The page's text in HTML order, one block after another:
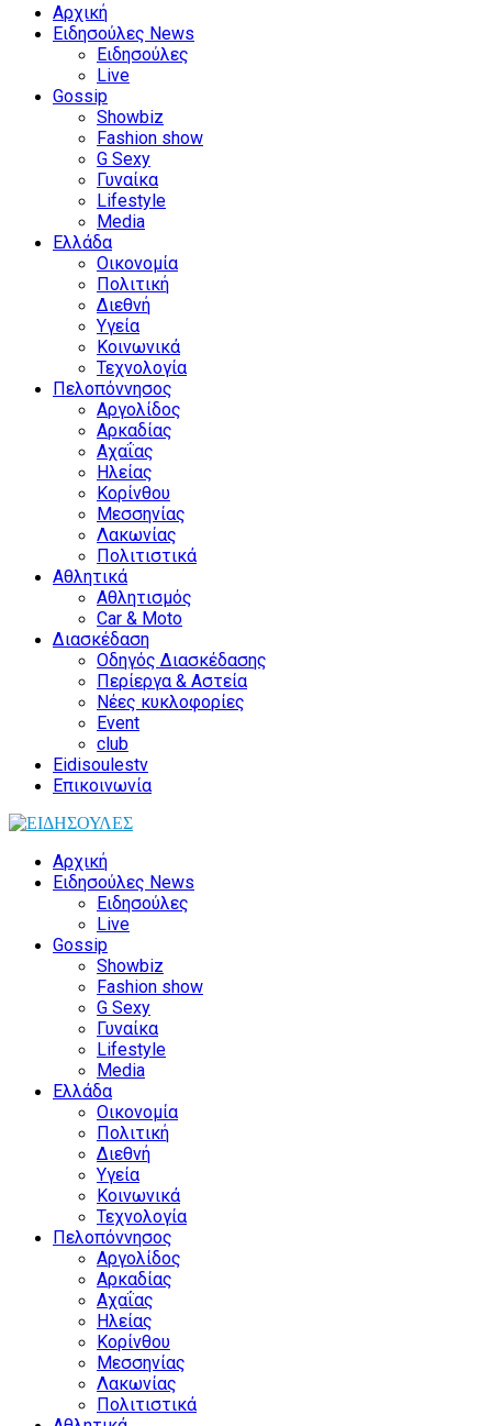
Αρχική
Ειδησούλες News
Ειδησούλες
Live
Gossip
Showbiz
Fashion show
G Sexy
Γυναίκα
Lifestyle
Media
Ελλάδα
Οικονομία
Πολιτική
Διεθνή
Υγεία
Κοινωνικά
Τεχνολογία
Πελοπόννησος
Αργολίδος
Αρκαδίας
Αχαΐας
Ηλείας
Κορίνθου
Μεσσηνίας
Λακωνίας
Πολιτιστικά
Αθλητικά
Αθλητισμός
Car & Moto
Διασκέδαση
Οδηγός Διασκέδασης
Περίεργα & Αστεία
Νέες κυκλοφορίες
Event
club
Eidisoulestv
Επικοινωνία
Αρχική
Ειδησούλες News
Ειδησούλες
Live
Gossip
Showbiz
Fashion show
G Sexy
Γυναίκα
Lifestyle
Media
Ελλάδα
Οικονομία
Πολιτική
Διεθνή
Υγεία
Κοινωνικά
Τεχνολογία
Πελοπόννησος
Αργολίδος
Αρκαδίας
Αχαΐας
Ηλείας
Κορίνθου
Μεσσηνίας
Λακωνίας
Πολιτιστικά